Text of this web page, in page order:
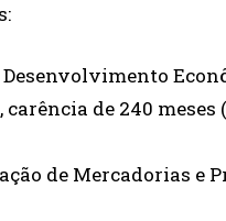
de 240 meses
de Mercadorias e